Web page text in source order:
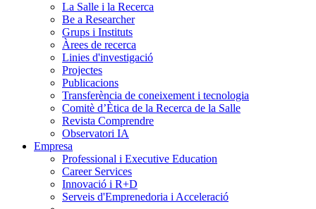
La Salle i la Recerca
Be a Researcher
Grups i Instituts
Àrees de recerca
Linies d'investigació
Projectes
Publicacions
Transferència de coneixement i tecnologia
Comitè d’Ètica de la Recerca de la Salle
Revista Comprendre
Observatori IA
Empresa
Professional i Executive Education
Career Services
Innovació i R+D
Serveis d'Emprenedoria i Acceleració